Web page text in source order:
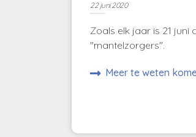
22 juni 2020
Zoals elk jaar is 21 juni
"mantelzorgers".
Meer te weten